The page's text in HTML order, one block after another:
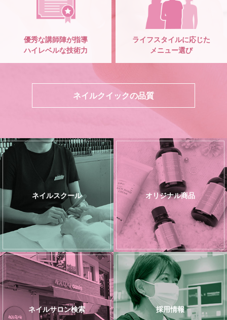
優秀な講師陣が指導
ハイレベルな技術力
ライフスタイルに応じた
メニュー選び
ネイルクイックの品質
ネイルスクール オリジナル商品
ネイルサロン検索 採用情報